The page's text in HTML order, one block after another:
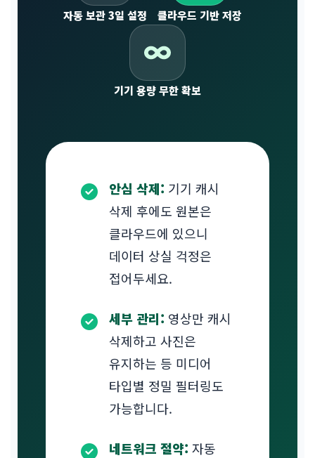
자동 보관 3일 설정 클라우드 기반 저장
기기 용량 무한 확보
안심 삭제: 기기 캐시
삭제 후에도 원본은
클라우드에 있으니
데이터 상실 걱정은
접어두세요.
세부 관리: 영상만 캐시
삭제하고 사진은
유지하는 등 미디어
타입별 정밀 필터링도
가능합니다.
네트워크 절약: 자동